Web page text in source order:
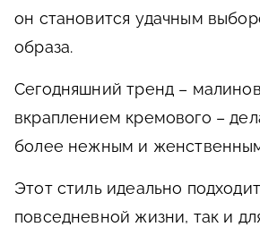
он становится удачным
образа.
Сегодняшний тренд –
вкраплением кремового –
более нежным и
Этот стиль идеально
повседневной жизни, так и